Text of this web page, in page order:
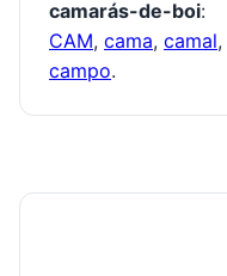
camarás-de-boi:
CAM, cama, camal,
campo.